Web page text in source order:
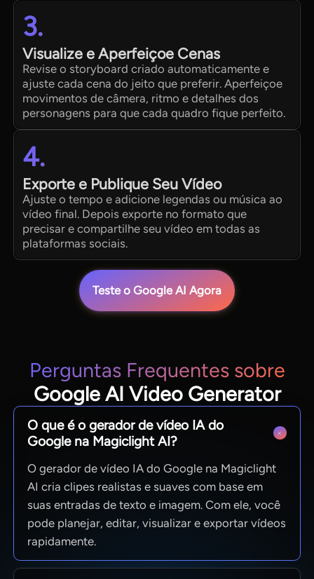
3.
Visualize e Aperfeiçoe Cenas
Revise o storyboard criado automaticamente e
ajuste cada cena do jeito que preferir. Aperfeiçoe
movimentos de câmera, ritmo e detalhes dos
personagens para que cada quadro fique perfeito.
4.
Exporte e Publique Seu Vídeo
Ajuste o tempo e adicione legendas ou música ao
vídeo final. Depois exporte no formato que
precisar e compartilhe seu vídeo em todas as
plataformas sociais.
Teste o Google AI Agora
Perguntas Frequentes sobre
Google AI Video Generator
O que é o gerador de vídeo IA do
Google na Magiclight AI?
O gerador de vídeo IA do Google na Magiclight
AI cria clipes realistas e suaves com base em
suas entradas de texto e imagem. Com ele, você
pode planejar, editar, visualizar e exportar vídeos
rapidamente.